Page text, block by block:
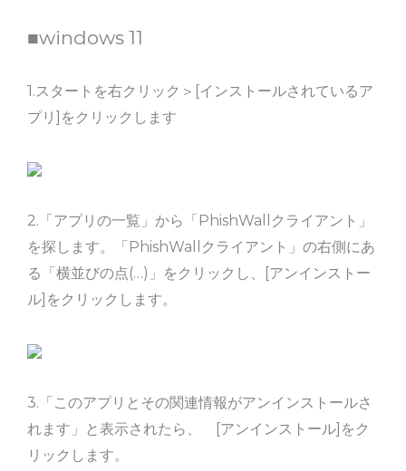
■windows 11
1.スタートを右クリック＞[インストールされているア
プリ]をクリックします
2.「アプリの一覧」から「PhishWallクライアント」
を探します。「PhishWallクライアント」の右側にあ
る「横並びの点(…)」をクリックし、[アンインストー
ル]をクリックします。
3.「このアプリとその関連情報がアンインストールさ
れます」と表示されたら、 [アンインストール]をク
リックします。